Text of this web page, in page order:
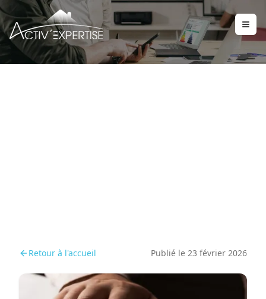
Retour à l'accueil Publié le 23 février 2026